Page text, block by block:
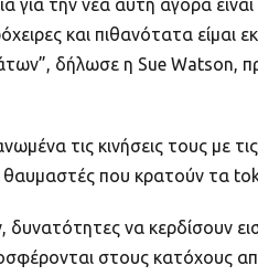
την νέα αυτή αγορά
και πιθανότατα είμαι
δήλωσε η Sue Watson,
τις κινήσεις τους με
θαυμαστές που κρατούν τα
να κερδίσουν
στους κατόχους